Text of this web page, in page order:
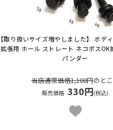
【取り扱いサイズ増やしました】 ボデ
拡張用 ホール ストレート ネコポスOK
パンダー
当店通常価格1,100円のと
販売価格 330円(税込)